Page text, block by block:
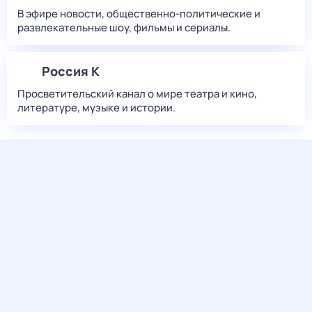
В эфире новости, общественно-политические и
развлекательные шоу, фильмы и сериалы.
Россия К
Просветительский канал о мире театра и кино,
литературе, музыке и истории.